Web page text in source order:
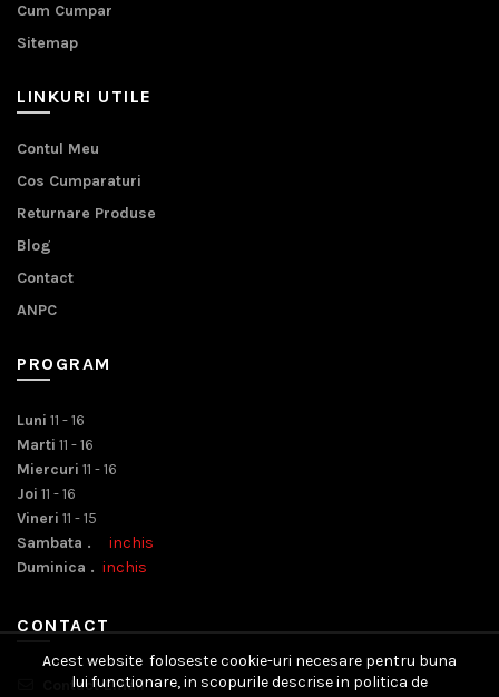
Cum Cumpar
Sitemap
LINKURI UTILE
Contul Meu
Cos Cumparaturi
Returnare Produse
Blog
Contact
ANPC
PROGRAM
Luni 11 - 16
Marti 11 - 16
Miercuri 11 - 16
Joi 11 - 16
Vineri 11 - 15
Sambata . inchis
Duminica . inchis
CONTACT
Contact Email
Acest website foloseste cookie-uri necesare pentru buna
lui functionare, in scopurile descrise in politica de